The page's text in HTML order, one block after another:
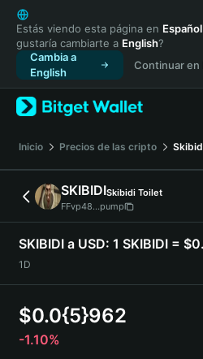
English
日本語
Tiếng Việt
Русский
Español (Latinoamérica)
Türkçe
Français
Deutsch
简体中文
繁體中文
Português (Portugal)
Bahasa Indonesia
ภาษาไทย
हिन्दी
Español
Português (Brasil)
Estás viendo esta página en
gustaría cambiarte a English?
Cambia a
English
Continuar en
Inicio Precios de las cripto
SKIBIDISkibidi Toilet
FFvp48...pump
SKIBIDI a USD: 1 SKIBIDI =
1D
$0.0{5}962
-1.10%